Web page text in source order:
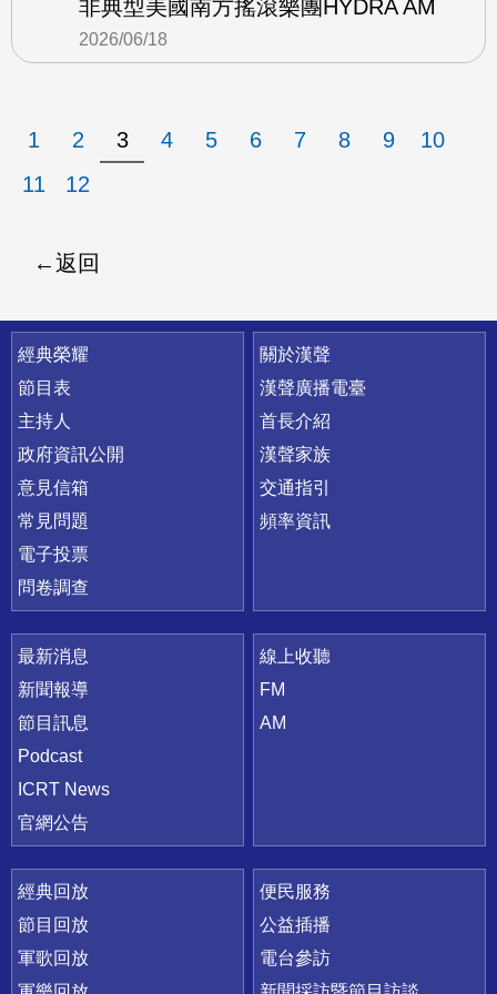
非典型美國南方搖滾樂團HYDRA AM
2026/06/18
1 2 3 4 5 6 7 8 9
10
11
12
返回
快速連結
經典榮耀
節目表
主持人
政府資訊公開
意見信箱
常見問題
電子投票
問卷調查
關於漢聲
漢聲廣播電臺
首長介紹
漢聲家族
交通指引
頻率資訊
最新消息
新聞報導
節目訊息
Podcast
ICRT News
官網公告
線上收聽
FM
AM
經典回放
節目回放
軍歌回放
便民服務
公益插播
電台參訪